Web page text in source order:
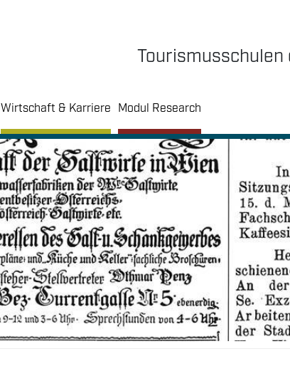
Wirtschaft & Karriere Modul Research